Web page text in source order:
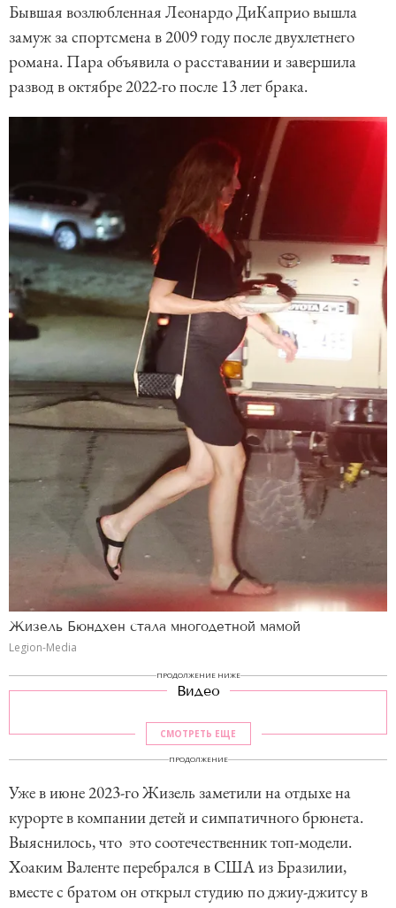
Бывшая возлюбленная Леонардо ДиКаприо вышла
замуж за спортсмена в 2009 году после двухлетнего
романа. Пара объявила о расставании и завершила
развод в октябре 2022-го после 13 лет брака.
Жизель Бюндхен стала многодетной мамой
Legion-Media
ПРОДОЛЖЕНИЕ НИЖЕ
Видео
СМОТРЕТЬ ЕЩЕ
ПРОДОЛЖЕНИЕ
Уже в июне 2023-го Жизель заметили на отдыхе на
курорте в компании детей и симпатичного брюнета.
Выяснилось, что это соотечественник топ-модели.
Хоаким Валенте перебрался в США из Бразилии,
вместе с братом он открыл студию по джиу-джитсу в